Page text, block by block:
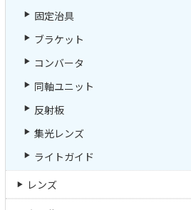
固定治具
ブラケット
コンバータ
同軸ユニット
反射板
集光レンズ
ライトガイド
レンズ